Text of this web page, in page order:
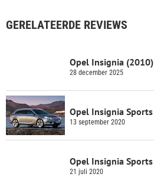
GERELATEERDE REVIEWS
Opel Insignia (2010)
28 december 2025
13 september 2020
21 juli 2020